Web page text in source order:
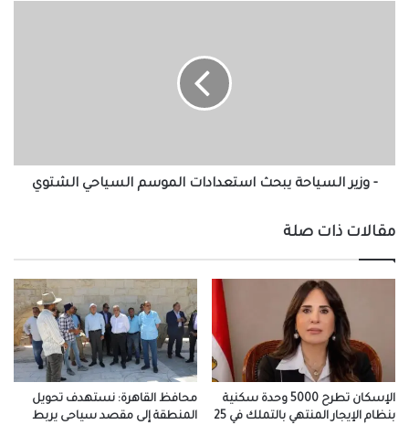
- وزير السياحة يبحث استعدادات الموسم السياحي الشتوي
مقالات ذات صلة
الإسكان تطرح 5000 وحدة سكنية
بنظام الإيجار المنتهي بالتملك في 25
محافظ القاهرة: نستهدف تحويل
المنطقة إلى مقصد سياحى يربط